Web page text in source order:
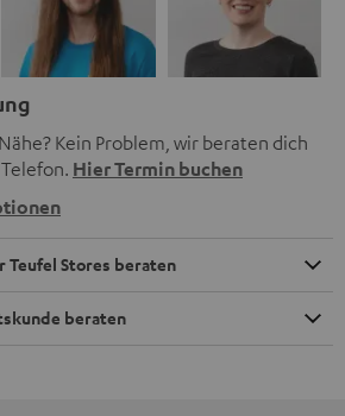
Kein Problem, wir beraten dich
Hier Termin buchen
Teufel Stores beraten
beraten